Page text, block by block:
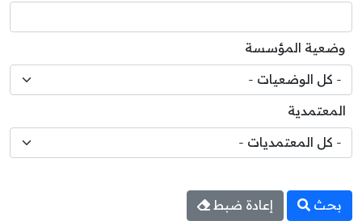
وضعية المؤسسة
المعتمدية
بحث إعادة ضبط